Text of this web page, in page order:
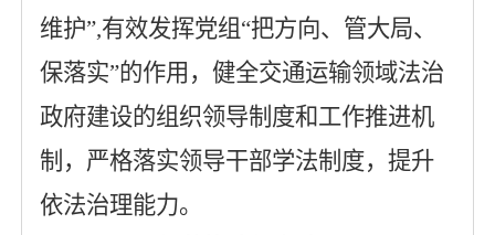
维护”,有效发挥党组“把方向、管大局、
保落实”的作用，健全交通运输领域法治
政府建设的组织领导制度和工作推进机
制，严格落实领导干部学法制度，提升
依法治理能力。